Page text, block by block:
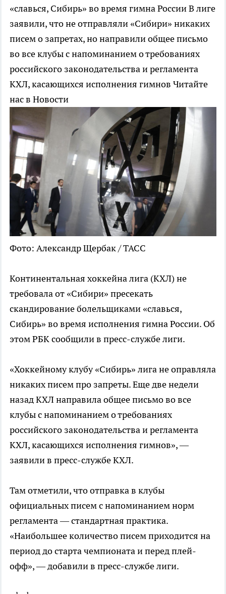
«славься, Сибирь» во время гимна РоссииВ лиге
заявили, что не отправляли «Сибири» никаких
писем о запретах, но направили общее письмо
во все клубы с напоминанием о требованиях
российского законодательства и регламента
КХЛ, касающихся исполнения гимнов Читайте
нас в Новости
Фото: Александр Щербак / ТАСС
Континентальная хоккейна лига (КХЛ) не
требовала от «Сибири» пресекать
скандирование болельщиками «славься,
Сибирь» во время исполнения гимна России. Об
этом РБК сообщили в пресс-службе лиги.
«Хоккейному клубу «Сибирь» лига не оправляла
никаких писем про запреты. Еще две недели
назад КХЛ направила общее письмо во все
клубы с напоминанием о требованиях
российского законодательства и регламента
КХЛ, касающихся исполнения гимнов», —
заявили в пресс-службе КХЛ.
Там отметили, что отправка в клубы
официальных писем с напоминанием норм
регламента — стандартная практика.
«Наибольшее количество писем приходится на
период до старта чемпионата и перед плей-
офф», — добавили в пресс-службе лиги.